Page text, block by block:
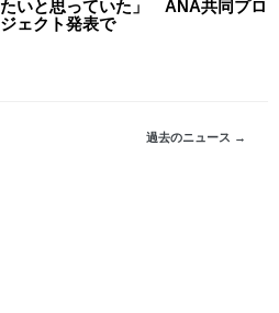
たいと思っていた」 ANA共同プロ
ジェクト発表で
過去のニュース →